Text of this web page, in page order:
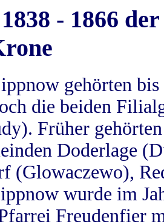
- 1866
gehörten
die beiden
Früher
Doderlage
(Glowaczewo),
wurde im
Freudenfier